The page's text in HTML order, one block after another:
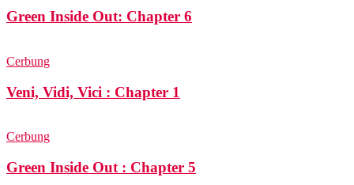
Green Inside Out: Chapter 6
Cerbung
Veni, Vidi, Vici : Chapter 1
Cerbung
Green Inside Out : Chapter 5